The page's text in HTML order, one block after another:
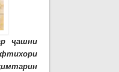
ҷашни